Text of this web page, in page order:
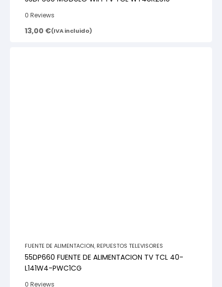
0 Reviews
13,00 €(IVA incluido)
FUENTE DE ALIMENTACION, REPUESTOS TELEVISORES
55DP660 FUENTE DE ALIMENTACION TV TCL 40-
L141W4-PWC1CG
0 Reviews